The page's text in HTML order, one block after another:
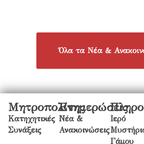
Όλα τα Νέα &
Μητροπολίτης
Κατηχητικές
Συνάξεις
Ενημερώσεις
Νέα &
Ανακοινώσεις
Ιερό
Γάμου